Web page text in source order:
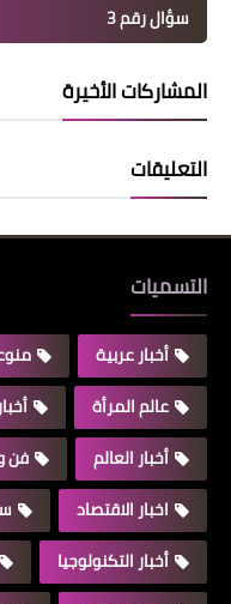
سؤال رقم 3
المشاركات الأخيرة
التعليقات
التسميات
أخبار عربية
عالم المرأة
أخبار العالم
فن
اخبار الاقتصاد
أخبار التكنولوجيا